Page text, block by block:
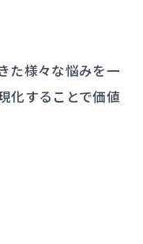
た様々な悩みを一
化することで価値